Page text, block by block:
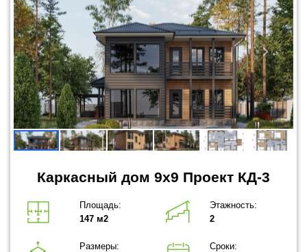
Каркасный дом 9x9 Проект КД-3
Площадь:
147 м2
Этажность:
2
Размеры:
Сроки: